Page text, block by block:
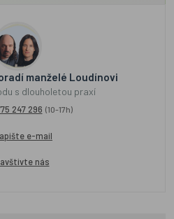
manželé Loudínovi
s dlouholetou praxí
247 296 (10-17h)
e-mail
nás